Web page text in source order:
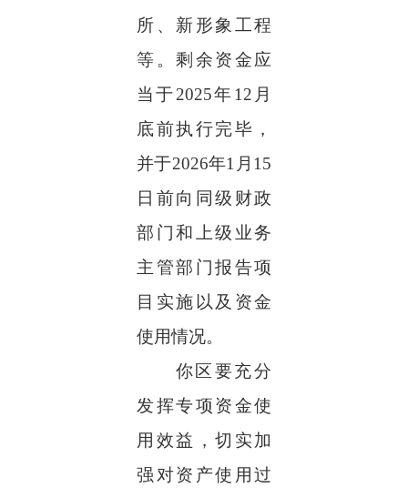
所、新形象工程
等。剩余资金应
当于2025年12 月
底前执行完毕，
并于2026年1 月 15
日前向同级财政
部门和上级业务
主管部门报告项
目实施以及资金
使用情况。
你区要充分
发挥专项资金使
用效益，切实加
强对资产使用过